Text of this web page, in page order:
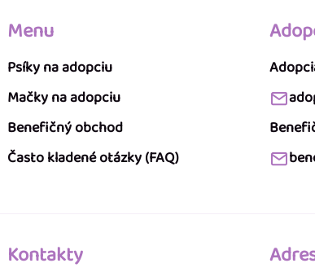
Menu
Psíky na adopciu
Mačky na adopciu
Benefičný obchod
Často kladené otázky (FAQ)
Kontakty